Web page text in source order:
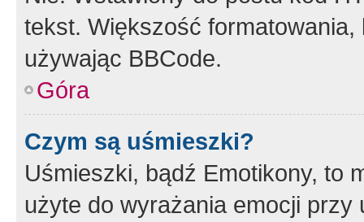
tekst. Większość
używając BBCode.
Góra
Czym są uśmieszki?
Uśmieszki, bądź Emotikony, to
użyte do wyrażania emocji